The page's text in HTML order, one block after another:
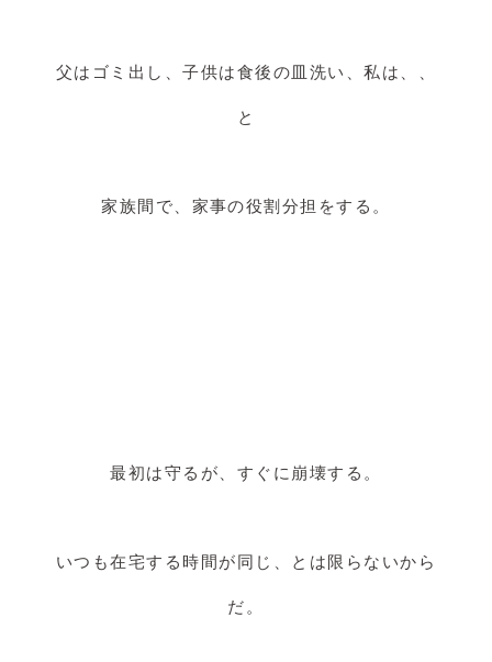
父はゴミ出し、子供は食後の皿洗い、私は、、
と
家族間で、家事の役割分担をする。
最初は守るが、すぐに崩壊する。
いつも在宅する時間が同じ、とは限らないから
だ。